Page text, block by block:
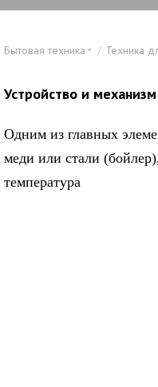
Бытовая техника Техника
Устройство и
Одним из главных
меди или стали
температура